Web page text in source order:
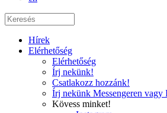
Hírek
Elérhetőség
Elérhetőség
Írj nekünk!
Csatlakozz hozzánk!
Írj nekünk Messengeren vagy
Kövess minket!